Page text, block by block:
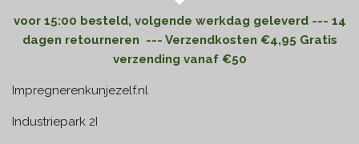
voor 15:00 besteld, volgende werkdag geleverd --- 14
dagen retourneren --- Verzendkosten €4,95 Gratis
verzending vanaf €50
Impregnerenkunjezelf.nl
Industriepark 2I